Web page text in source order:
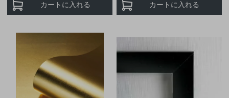
カートに入れる カートに入れる